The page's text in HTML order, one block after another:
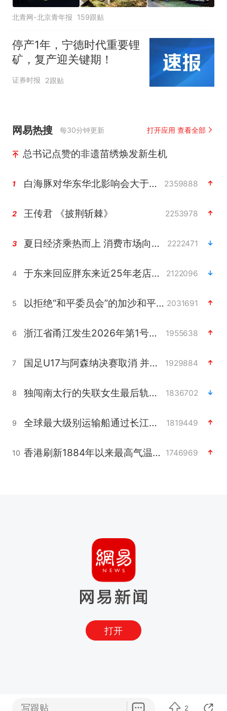
北青网-北京青年报 159跟贴
停产1年，宁德时代重要锂
矿，复产迎关键期！
证券时报 2跟贴
网易热搜 每30分钟更新 打开应用 查看全部
总书记点赞的非遗苗绣焕发新生机
1 白海豚对华东华北影响会大于巴威 2359888
2 王传君 《披荆斩棘》 2253978
3 夏日经济乘热而上 消费市场向新而行 2222471
4 于东来回应胖东来近25年老店年底关闭 2122096
5 以拒绝“和平委员会”的加沙和平计划 2031691
6 浙江省甬江发生2026年第1号洪水 1955638
7 国足U17与阿森纳决赛取消 并列冠军 1929884
8 独闯南太行的失联女生最后轨迹已确认 1836702
9 全球最大级别运输船通过长江大桥 1819449
10 香港刷新1884年以来最高气温纪录 1746969
打开
写跟贴 2